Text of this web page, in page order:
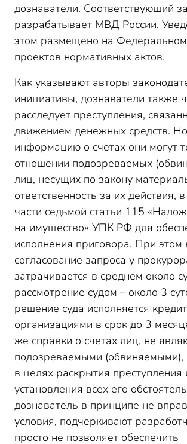
дознаватели. Соответствующий
разрабатывает МВД России.
этом размещено на
проектов нормативных актов.
Как указывают авторы
инициативы, дознаватели также
расследует преступления,
движением денежных средств.
информацию о счетах они могут
отношении подозреваемых
лиц, несущих по закону
ответственность за их действия,
части седьмой статьи 115
на имущество» УПК РФ для
исполнения приговора. При этом
согласование запроса у
затрачивается в среднем около
рассмотрение судом – около 3
решение суда исполняется
организациями в срок до 3
же справки о счетах лиц, не
подозреваемыми (обвиняемыми),
в целях раскрытия преступления
установления всех его
дознаватель в принципе не
условия, подчеркивают
просто не позволяет обеспечить